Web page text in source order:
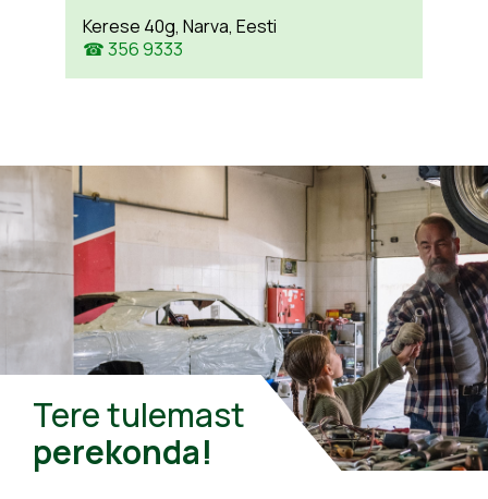
Kerese 40g, Narva, Eesti
☎ 356 9333
Tere tulemast
perekonda!